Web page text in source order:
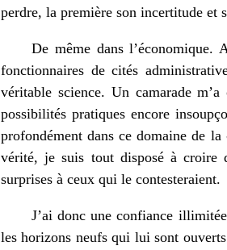
perdre, la première son incertitude et
De même dans l’économique.
fonctionnaires de cités
véritable science. Un camarade
possibilités pratiques encore
profondément dans ce domaine de
vérité, je suis tout disposé à croire
surprises à ceux qui le contesteraient.
J’ai donc une confiance
les horizons neufs qui lui sont